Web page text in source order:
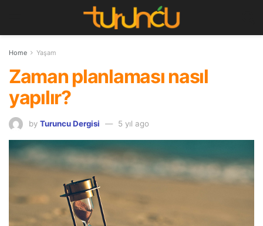
Home Yaşam
Zaman planlaması nasıl
yapılır?
by Turuncu Dergisi 5 yıl ago